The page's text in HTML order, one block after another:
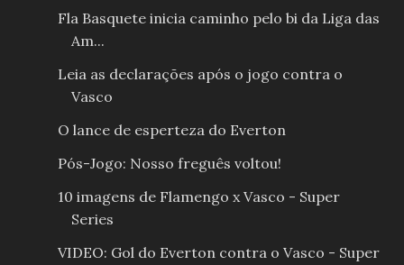
Fla Basquete inicia caminho pelo bi da Liga das
Am...
Leia as declarações após o jogo contra o
Vasco
O lance de esperteza do Everton
Pós-Jogo: Nosso freguês voltou!
10 imagens de Flamengo x Vasco - Super
Series
VIDEO: Gol do Everton contra o Vasco - Super